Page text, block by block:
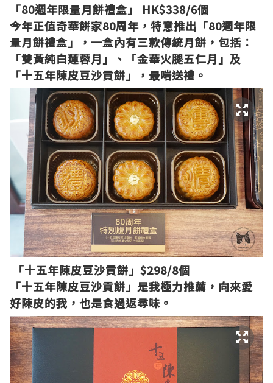
「80週年限量月餅禮盒」 HK$338/6個
今年正值奇華餅家80周年，特意推出「80週年限
量月餅禮盒」，一盒內有三款傳統月餅，包括︰
「雙黃純白蓮蓉月」、「金華火腿五仁月」及
「十五年陳皮豆沙貢餅」，最啱送禮。
「十五年陳皮豆沙貢餅」$298/8個
「十五年陳皮豆沙貢餅」 是我極力推薦，向來愛
好陳皮的我，也是食過返尋味。